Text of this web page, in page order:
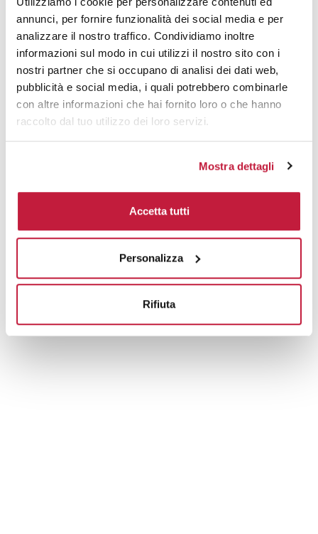
annunci, per fornire funzionalità dei social media e per
analizzare il nostro traffico. Condividiamo inoltre
informazioni sul modo in cui utilizzi il nostro sito con i
nostri partner che si occupano di analisi dei dati web,
pubblicità e social media, i quali potrebbero combinarle
con altre informazioni che hai fornito loro o che hanno
raccolto dal tuo utilizzo dei loro servizi.
Mostra dettagli
Accetta tutti
Personalizza
Rifiuta
Area di personalizzazione
Domande e risposte
Prodotti alternativi